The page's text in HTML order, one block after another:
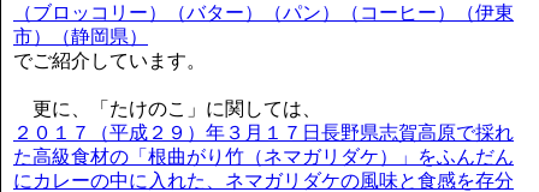
（ブロッコリー）（バター）（パン）（コーヒー）（伊東
市）（静岡県）
でご紹介しています。
更に、「たけのこ」に関しては、
２０１７（平成２９）年３月１７日長野県志賀高原で採れ
た高級食材の「根曲がり竹（ネマガリダケ）」をふんだん
にカレーの中に入れた、ネマガリダケの風味と食感を存分